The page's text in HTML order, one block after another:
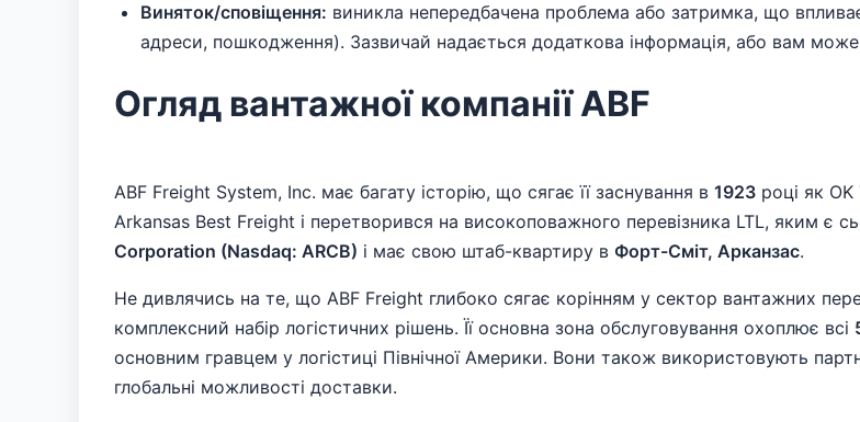
Виняток/сповіщення: виникла непередбачена проблема або затримка, що
адреси, пошкодження). Зазвичай надається додаткова інформація, або вам може
Огляд вантажної компанії ABF
ABF Freight System, Inc. має багату історію, що сягає її заснування в 1923 році як
Arkansas Best Freight і перетворився на високоповажного перевізника LTL, яким є
Corporation (Nasdaq: ARCB) і має свою штаб-квартиру в Форт-Сміт, Арканзас.
Не дивлячись на те, що ABF Freight глибоко сягає корінням у сектор вантажних
комплексний набір логістичних рішень. Її основна зона обслуговування охоплює всі
основним гравцем у логістиці Північної Америки. Вони також використовують
глобальні можливості доставки.